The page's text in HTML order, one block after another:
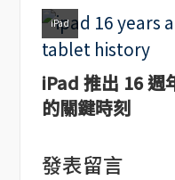
iPad
iPad 推出 16 週
的關鍵時刻
發表留言